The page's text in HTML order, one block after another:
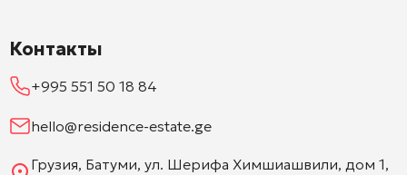
Контакты
+995 551 50 18 84
hello@residence-estate.ge
Грузия, Батуми, ул. Шерифа Химшиашвили, дом 1,